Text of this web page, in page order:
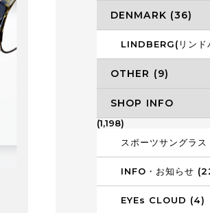
DENMARK (36)
LINDBERG(リン
OTHER (9)
SHOP INFO
(1,198)
スポーツサングラ
INFO・お知らせ
EYEs CLOUD (4)